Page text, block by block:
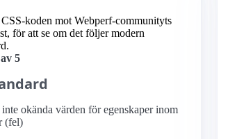
koden mot Webperf-communityts
för att se om det följer modern
5
okända värden för egenskaper inom
(fel)